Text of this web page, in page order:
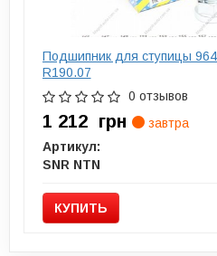
Подшипник для ступицы
R190.07
0 отзывов
1 212 грн
завтра
Артикул:
SNR NTN
КУПИТЬ